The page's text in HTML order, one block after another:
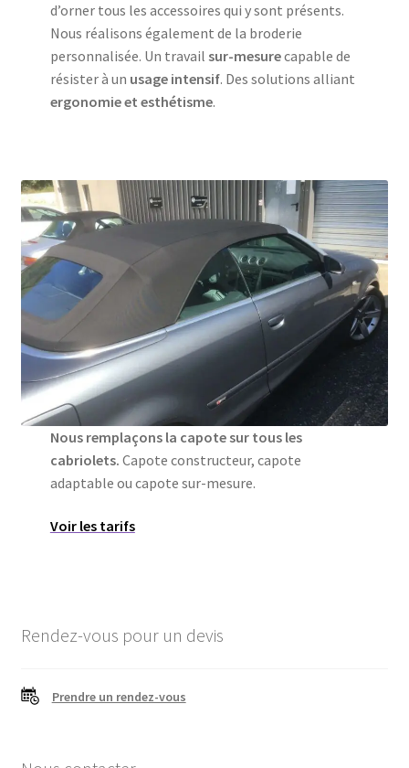
d’orner tous les accessoires qui y sont présents.
Nous réalisons également de la broderie
personnalisée. Un travail sur-mesurecapable de
résister à un usage intensif. Des solutions alliant
ergonomie et esthétisme.
Nous remplaçons la capote sur tous les
cabriolets. Capote constructeur, capote
adaptable ou capote sur-mesure.
Voir les tarifs
Rendez-vous pour un devis
Prendre un rendez-vous